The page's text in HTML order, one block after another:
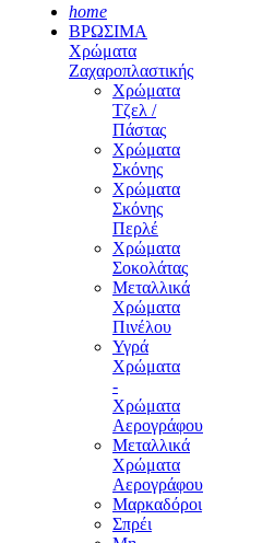
home
ΒΡΩΣΙΜΑ
Χρώματα
Ζαχαροπλαστικής
Χρώματα
Τζελ /
Πάστας
Χρώματα
Σκόνης
Χρώματα
Σκόνης
Περλέ
Χρώματα
Σοκολάτας
Μεταλλικά
Χρώματα
Πινέλου
Υγρά
Χρώματα
-
Χρώματα
Αερογράφου
Μεταλλικά
Χρώματα
Αερογράφου
Μαρκαδόροι
Σπρέι